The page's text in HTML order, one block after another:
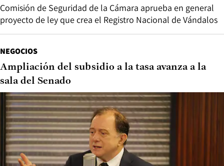
Comisión de Seguridad de la Cámara aprueba en general
proyecto de ley que crea el Registro Nacional de Vándalos
NEGOCIOS
Ampliación del subsidio a la tasa avanza a la
sala del Senado